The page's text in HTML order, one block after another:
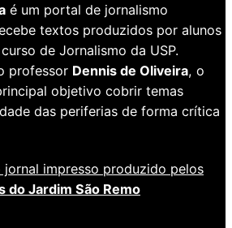
é um portal de jornalismo
textos produzidos por alunos
de Jornalismo da USP.
professor Dennis de Oliveira, o
objetivo cobrir temas
das periferias de forma crítica
jornal impresso produzido pelos
do Jardim São Remo